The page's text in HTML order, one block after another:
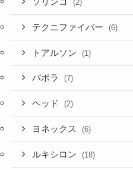
(2)
テクニファイバー (6)
トアルソン (1)
バボラ (7)
ヘッド (2)
ヨネックス (6)
ルキシロン (18)